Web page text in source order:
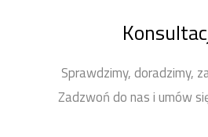
Sprawdzimy, doradzimy,
Zadzwoń do nas i umów